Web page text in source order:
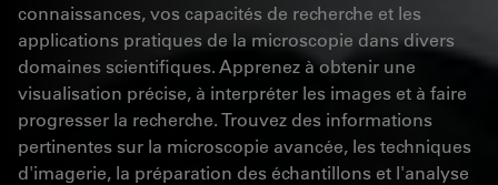
connaissances, vos capacités de recherche et les
applications pratiques de la microscopie dans divers
domaines scientifiques. Apprenez à obtenir une
visualisation précise, à interpréter les images et à faire
progresser la recherche. Trouvez des informations
pertinentes sur la microscopie avancée, les techniques
d'imagerie, la préparation des échantillons et l'analyse